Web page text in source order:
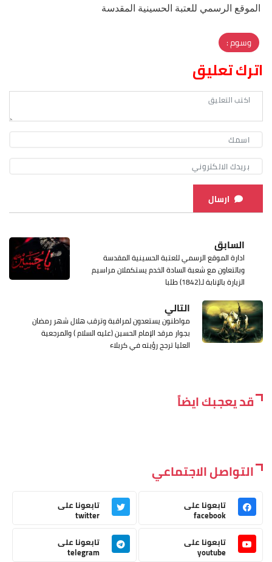
الموقع الرسمي للعتبة الحسينية المقدسة
وسوم :
اترك تعليق
ارسال
السابق
ادارة الموقع الرسمي للعتبة الحسينية المقدسة
وبالتعاون مع شعبة السادة الخدم يستكملان مراسيم
الزيارة بالإنابة لـ(1842) طلبا
التالي
مواطنون يستعدون لمراقبة وترقب هلال شهر رمضان
بجوار مرقد الإمام الحسين (عليه السلام ) والمرجعية
العليا ترجح رؤيته في كربلاء
قد يعجبك ايضاً
التواصل الاجتماعي
تابعونا على
facebook
تابعونا على
twitter
تابعونا على
youtube
تابعونا على
telegram